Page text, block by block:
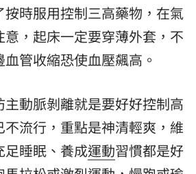
時服用控制三高藥物，在氣
，起床一定要穿薄外套，不
管收縮恐使血壓飆高。
動脈剝離就是要好好控制高
不流行，重點是神清輕爽，維
足睡眠、養成運動習慣都是好